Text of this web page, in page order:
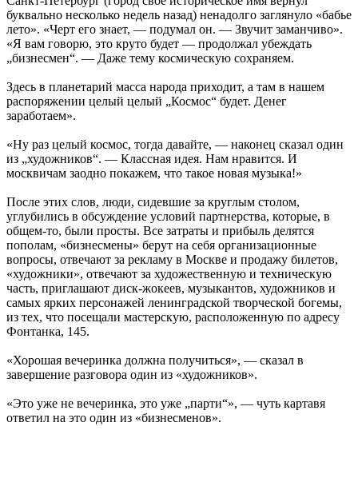
буквально несколько недель назад) ненадолго заглянуло «бабье
лето». «Черт его знает, — подумал он. — Звучит заманчиво».
«Я вам говорю, это круто будет — продолжал убеждать
„бизнесмен“. — Даже тему космическую сохраняем.
Здесь в планетарий масса народа приходит, а там в нашем
распоряжении целый целый „Космос“ будет. Денег
заработаем».
«Ну раз целый космос, тогда давайте, — наконец сказал один
из „художников“. — Классная идея. Нам нравится. И
москвичам заодно покажем, что такое новая музыка!»
После этих слов, люди, сидевшие за круглым столом,
углубились в обсуждение условий партнерства, которые, в
общем-то, были просты. Все затраты и прибыль делятся
пополам, «бизнесмены» берут на себя организационные
вопросы, отвечают за рекламу в Москве и продажу билетов,
«художники», отвечают за художественную и техническую
часть, приглашают диск-жокеев, музыкантов, художников и
самых ярких персонажей ленинградской творческой богемы,
из тех, что посещали мастерскую, расположенную по адресу
Фонтанка, 145.
«Хорошая вечеринка должна получиться», — сказал в
завершение разговора один из «художников».
«Это уже не вечеринка, это уже „парти“», — чуть картавя
ответил на это один из «бизнесменов».